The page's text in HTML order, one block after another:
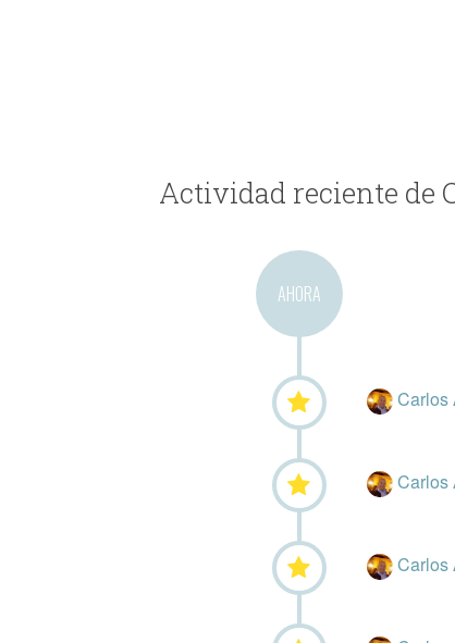
Actividad reciente de
AHORA
Carlos
Carlos
Carlos